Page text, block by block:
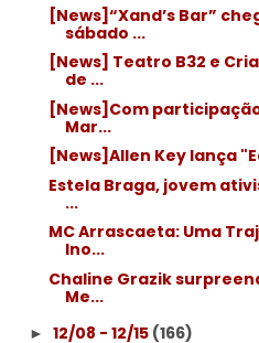
[News]“Xand’s Bar”
sábado ...
[News] Teatro B32 e
de ...
[News]Com
Mar...
[News]Allen Key lança
Estela Braga, jovem
...
MC Arrascaeta: Uma
Ino...
Chaline Grazik
Me...
► 12/08 - 12/15 (166)